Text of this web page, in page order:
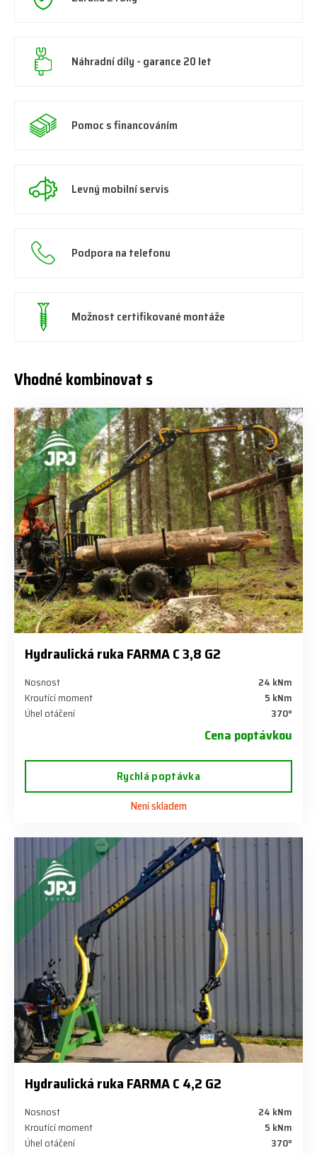
Náhradní díly - garance 20 let
Pomoc s financováním
Levný mobilní servis
Podpora na telefonu
Možnost certifikované montáže
Vhodné kombinovat s
Hydraulická ruka FARMA C 3,8 G2
Nosnost
24 kNm
Kroutící moment
5 kNm
Úhel otáčení
370°
Cena poptávkou
Rychlá poptávka
Není skladem
Hydraulická ruka FARMA C 4,2 G2
Nosnost
24 kNm
Kroutící moment
5 kNm
Úhel otáčení
370°